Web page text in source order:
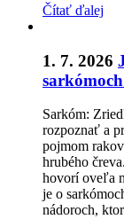
Čítať ďalej
1. 7. 2026
Sarkóm:
rozpoznať a
pojmom
hrubého
hovorí oveľa
je o
nádoroch,